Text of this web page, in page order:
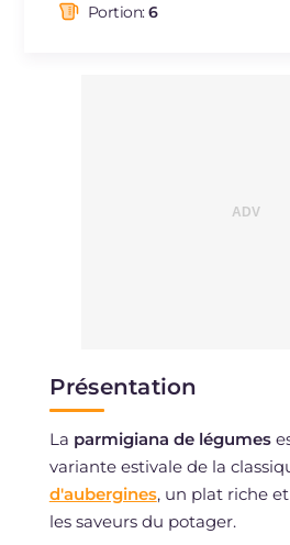
Portion:6
Présentation
La parmigiana de légumes
variante estivale de la
d'aubergines, un plat riche
les saveurs du potager.